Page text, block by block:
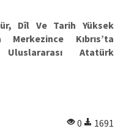
Dîl Ve Tarih Yüksek
Kıbrıs’ta
Atatürk
0
1691